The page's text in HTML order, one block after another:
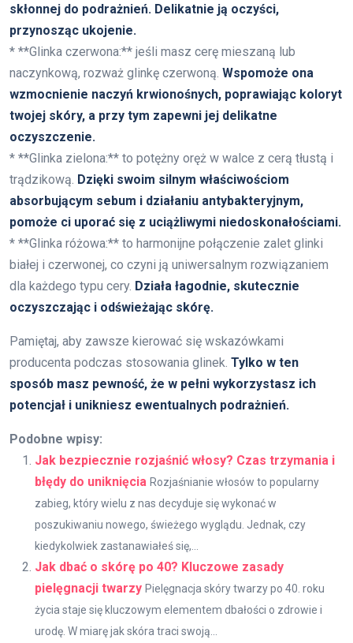
skłonnej do podrażnień. Delikatnie ją oczyści,
przynosząc ukojenie.
* **Glinka czerwona:** jeśli masz cerę mieszaną lub
naczynkową, rozważ glinkę czerwoną. Wspomoże ona
wzmocnienie naczyń krwionośnych, poprawiając koloryt
twojej skóry, a przy tym zapewni jej delikatne
oczyszczenie.
* **Glinka zielona:** to potężny oręż w walce z cerą tłustą i
trądzikową. Dzięki swoim silnym właściwościom
absorbującym sebum i działaniu antybakteryjnym,
pomoże ci uporać się z uciążliwymi niedoskonałościami.
* **Glinka różowa:** to harmonijne połączenie zalet glinki
białej i czerwonej, co czyni ją uniwersalnym rozwiązaniem
dla każdego typu cery. Działa łagodnie, skutecznie
oczyszczając i odświeżając skórę.
Pamiętaj, aby zawsze kierować się wskazówkami
producenta podczas stosowania glinek. Tylko w ten
sposób masz pewność, że w pełni wykorzystasz ich
potencjał i unikniesz ewentualnych podrażnień.
Podobne wpisy:
Jak bezpiecznie rozjaśnić włosy? Czas trzymania i
błędy do uniknięcia Rozjaśnianie włosów to popularny
zabieg, który wielu z nas decyduje się wykonać w
poszukiwaniu nowego, świeżego wyglądu. Jednak, czy
kiedykolwiek zastanawiałeś się,...
Jak dbać o skórę po 40? Kluczowe zasady
pielęgnacji twarzy Pielęgnacja skóry twarzy po 40. roku
życia staje się kluczowym elementem dbałości o zdrowie i
urodę. W miarę jak skóra traci swoją...